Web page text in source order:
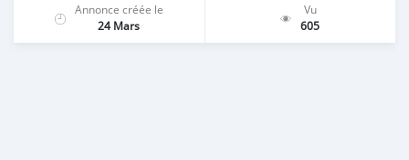
Annonce créée le
24 Mars
Vu
605